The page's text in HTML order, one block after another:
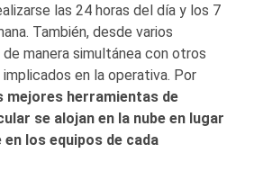
las 24 horas del día y los 7
También, desde varios
manera simultánea con otros
en la operativa. Por
mejores herramientas de
se alojan en la nube en lugar
los equipos de cada